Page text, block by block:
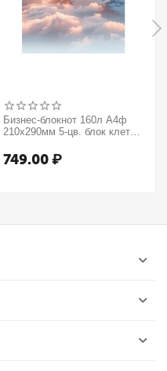
Бизнес-блокнот 160л А4ф
210х290мм 5-цв. блок клетка
мат.ламин. -В моменте
749.00₽